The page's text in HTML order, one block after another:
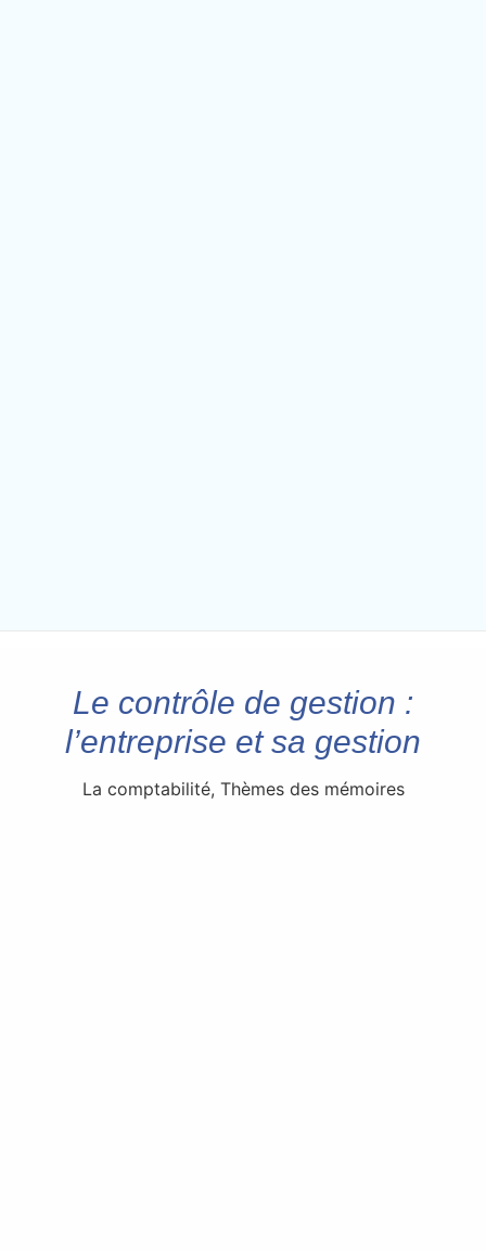
Le contrôle de gestion :
l’entreprise et sa gestion
La comptabilité, Thèmes des mémoires